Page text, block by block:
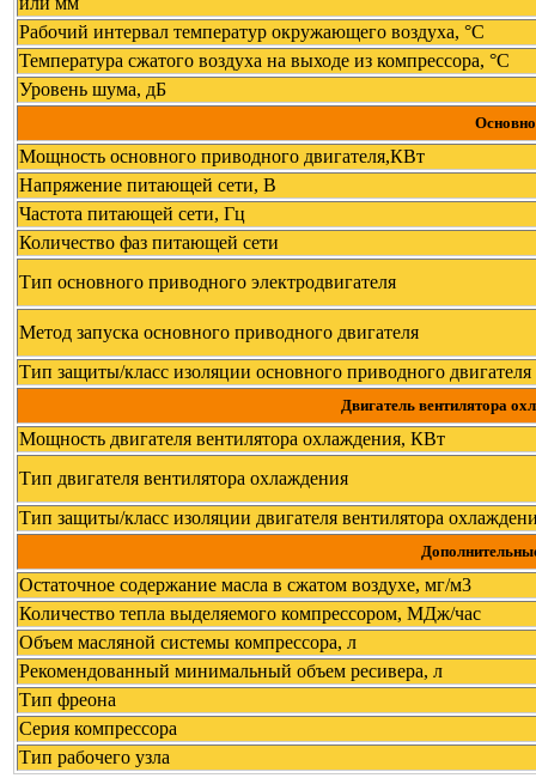
Рабочий интервал температур окружающего воздуха, °С
Температура сжатого воздуха на выходе из компрессора, °С
Уровень шума, дБ
Мощность основного приводного двигателя,КВт
Напряжение питающей сети, В
Частота питающей сети, Гц
Количество фаз питающей сети
Тип основного приводного электродвигателя
Метод запуска основного приводного двигателя
Тип защиты/класс изоляции основного приводного
Двигатель вентилятора
Мощность двигателя вентилятора охлаждения, КВт
Тип двигателя вентилятора охлаждения
Тип защиты/класс изоляции двигателя вентилятора
Остаточное содержание масла в сжатом воздухе, мг/м3
Количество тепла выделяемого компрессором, МДж/час
Объем масляной системы компрессора, л
Рекомендованный минимальный объем ресивера, л
Тип фреона
Серия компрессора
Тип рабочего узла